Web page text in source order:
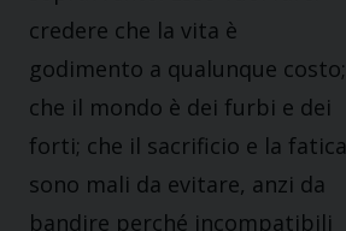
credere che la vita è
godimento a qualunque costo;
che il mondo è dei furbi e dei
forti; che il sacrificio e la fatica
sono mali da evitare, anzi da
bandire perché incompatibili